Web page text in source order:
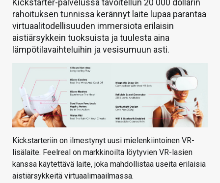
Kickstarter-palvelussa tavoitellun 20 000 dollarin
rahoituksen tunnissa kerännyt laite lupaa parantaa
virtuaalitodellisuuden immersiota erilaisin
aistiärsykkein tuoksuista ja tuulesta aina
lämpötilavaihteluihin ja vesisumuun asti.
Kickstarteriin on ilmestynyt uusi mielenkiintoinen VR-
lisälaite. Feelreal on markkinoilta löytyvien VR-lasien
kanssa käytettävä laite, joka mahdollistaa useita erilaisia
aistiärsykkeitä virtuaalimaailmassa.